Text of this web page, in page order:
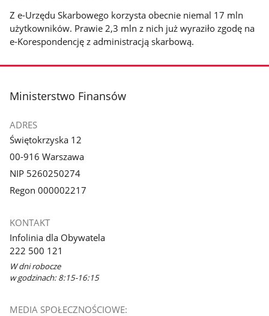
Z e-Urzędu Skarbowego korzysta obecnie niemal 17 mln
użytkowników. Prawie 2,3 mln z nich już wyraziło zgodę na
e-Korespondencję z administracją skarbową.
stopka
Ministerstwo Finansów
ADRES
Świętokrzyska 12
00-916 Warszawa
NIP 5260250274
Regon 000002217
KONTAKT
Infolinia dla Obywatela
222 500 121
W dni robocze
w godzinach: 8:15-16:15
MEDIA SPOŁECZNOŚCIOWE: